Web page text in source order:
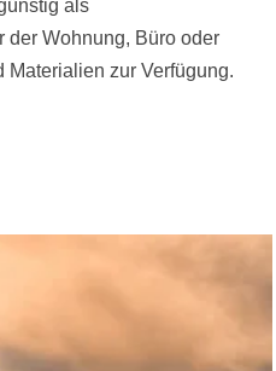
als
der Wohnung, Büro oder
zur Verfügung.